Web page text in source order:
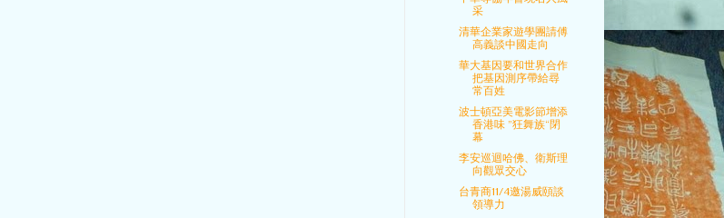
采
清華企業家遊學團請傅
高義談中國走向
華大基因要和世界合作
把基因測序帶給尋
常百姓
波士頓亞美電影節增添
香港味 ”狂舞族“閉
幕
李安巡迴哈佛、衛斯理
向觀眾交心
台青商11/4邀湯威頤談
領導力